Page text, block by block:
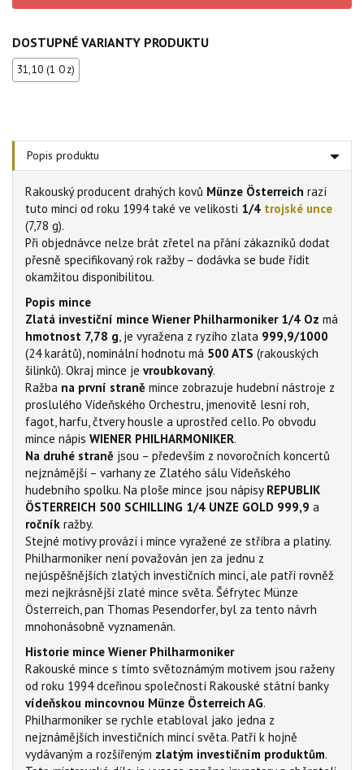
DOSTUPNÉ VARIANTY PRODUKTU
31,10 (1 Oz)
Popis produktu
Rakouský producent drahých kovů Münze Österreich razí
tuto minci od roku 1994 také ve velikosti 1/4 trojské unce
(7,78 g).
Při objednávce nelze brát zřetel na přání zákazníků dodat
přesně specifikovaný rok ražby – dodávka se bude řídit
okamžitou disponibilitou.
Popis mince
Zlatá investiční mince Wiener Philharmoniker 1/4 Oz má
hmotnost 7,78 g , je vyražena z ryzího zlata 999,9/1000
(24 karátů), nominální hodnotu má 500 ATS (rakouských
šilinků). Okraj mince je vroubkovaný.
Ražba na první straně mince zobrazuje hudební nástroje z
proslulého Vídeňského Orchestru, jmenovitě lesní roh,
fagot, harfu, čtvery housle a uprostřed cello. Po obvodu
mince nápis WIENER PHILHARMONIKER.
Na druhé straně jsou – především z novoročních koncertů
nejznámější – varhany ze Zlatého sálu Vídeňského
hudebního spolku. Na ploše mince jsou nápisy REPUBLIK
ÖSTERREICH 500 SCHILLING 1/4 UNZE GOLD 999,9 a
ročník ražby.
Stejné motivy provází i mince vyražené ze stříbra a platiny.
Philharmoniker není považován jen za jednu z
nejúspěšnějších zlatých investičních mincí, ale patří rovněž
mezi nejkrásnější zlaté mince světa. Šéfrytec Münze
Österreich, pan Thomas Pesendorfer, byl za tento návrh
mnohonásobně vyznamenán.
Historie mince Wiener Philharmoniker
Rakouské mince s tímto světoznámým motivem jsou raženy
od roku 1994 dceřinou společností Rakouské státní banky
vídeňskou mincovnou Münze Österreich AG.
Philharmoniker se rychle etabloval jako jedna z
nejznámějších investičních mincí světa. Patří k hojně
vydávaným a rozšířeným zlatým investičním produktům.